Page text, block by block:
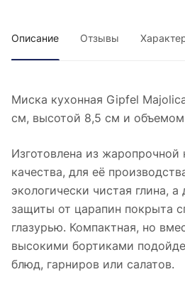
Описание Отзывы
Миска кухонная Gipfel
см, высотой 8,5 см и объемом
Изготовлена из
качества, для её
экологически чистая глина,
защиты от царапин покрыта
глазурью. Компактная, но
высокими бортиками
блюд, гарниров или салатов.